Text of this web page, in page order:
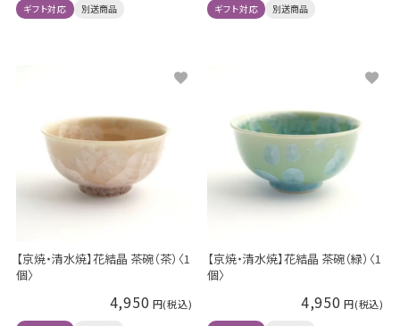
ギフト対応 別送商品 ギフト対応 別送商品
【京焼・清水焼】花結晶 茶碗（茶）〈1
個〉
4,950
【京焼・清水焼】花結晶 茶碗（緑）〈1
個〉
4,950